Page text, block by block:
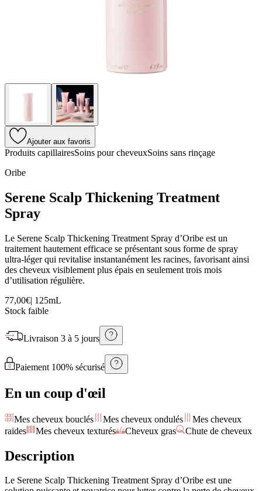
Ajouter aux favoris
Produits capillairesSoins pour cheveuxSoins sans rinçage
Oribe
Serene Scalp Thickening Treatment
Spray
Le Serene Scalp Thickening Treatment Spray d’Oribe est un
traitement hautement efficace se présentant sous forme de spray
ultra-léger qui revitalise instantanément les racines, favorisant ainsi
des cheveux visiblement plus épais en seulement trois mois
d’utilisation régulière.
77,00€| 125mL
Stock faible
Livraison 3 à 5 jours
Paiement 100% sécurisé
En un coup d'œil
Mes cheveux bouclés Mes cheveux ondulés
Mes cheveux
raides
Mes cheveux texturés Cheveux gras Chute de cheveux
Description
Le Serene Scalp Thickening Treatment Spray d’Oribe est une